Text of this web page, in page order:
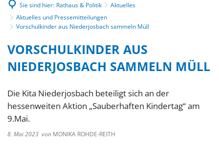
Sie sind hier: Rathaus & Politik
Aktuelles
Aktuelles und Pressemitteilungen
Vorschulkinder aus Niederjosbach sammeln Müll
VORSCHULKINDER AUS
NIEDERJOSBACH SAMMELN MÜLL
Die Kita Niederjosbach beteiligt sich an der
hessenweiten Aktion „Sauberhaften Kindertag“ am
9.Mai.
8. Mai 2023 von MONIKA ROHDE-REITH